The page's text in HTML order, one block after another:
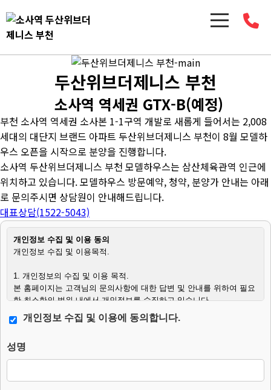
두산위브더제니스 부천
소사역 역세권 GTX-B(예정)
부천 소사역 역세권 소사본 1-1구역 개발로 새롭게 들어서는 2,008
세대의 대단지 브랜드 아파트 두산위브더제니스 부천이 8월 모델하
우스 오픈을 시작으로 분양을 진행합니다.
소사역 두산위브더제니스 부천 모델하우스는 삼산체육관역 인근에
위치하고 있습니다. 모델하우스 방문예약, 청약, 분양가 안내는 아래
로 문의주시면 상담원이 안내해드립니다.
대표상담(1522-5043)
개인정보 수집 및 이용 동의
개인정보 수집 및 이용목적.
1. 개인정보의 수집 및 이용 목적.
본 홈페이지는 고객님의 문의사항에 대한 답변 및 안내를 위하여 필요
한 최소한의 범위 내에서 개인정보를 수집하고 있습니다.
2. 수집하는 개인정보의 항목.
– 수집방법 : 웹사이트에 고객이 직접 입력.
개인정보 수집 및 이용에 동의합니다.
성명